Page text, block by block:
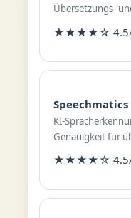
Übersetzungs-
★★★★☆
Speechmatics
KI-
Genauigkeit für
★★★★☆